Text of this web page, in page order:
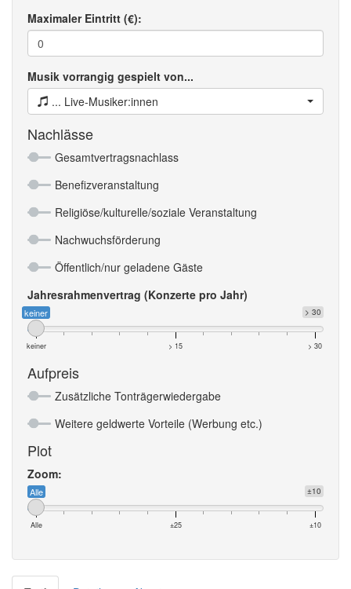
Maximaler Eintritt (€):
Musik vorrangig gespielt von...
... Live-Musiker:innen
Nachlässe
Gesamtvertragsnachlass
Benefizveranstaltung
Religiöse/kulturelle/soziale Veranstaltung
Nachwuchsförderung
Öffentlich/nur geladene Gäste
Jahresrahmenvertrag (Konzerte pro Jahr)
> 30
keiner
keiner > 15 > 30
Aufpreis
Zusätzliche Tonträgerwiedergabe
Weitere geldwerte Vorteile (Werbung etc.)
Plot
Zoom:
±10
Alle
Alle ±25 ±10